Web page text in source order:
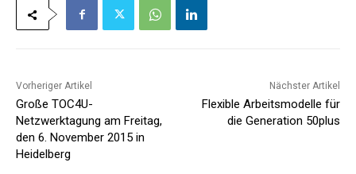
Vorheriger Artikel
Große TOC4U-
Netzwerktagung am Freitag,
den 6. November 2015 in
Heidelberg
Nächster Artikel
Flexible Arbeitsmodelle für
die Generation 50plus